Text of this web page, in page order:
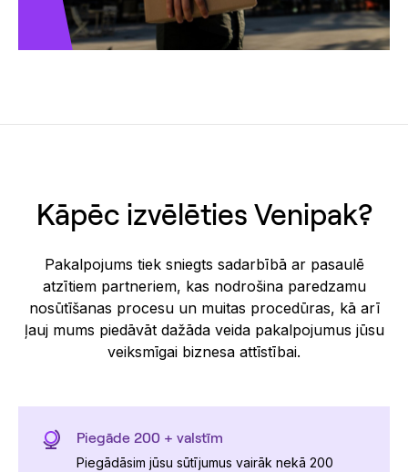
Kāpēc izvēlēties Venipak?
Pakalpojums tiek sniegts sadarbībā ar pasaulē
atzītiem partneriem, kas nodrošina paredzamu
nosūtīšanas procesu un muitas procedūras, kā arī
ļauj mums piedāvāt dažāda veida pakalpojumus jūsu
veiksmīgai biznesa attīstībai.
Piegāde 200 + valstīm
Piegādāsim jūsu sūtījumus vairāk nekā 200